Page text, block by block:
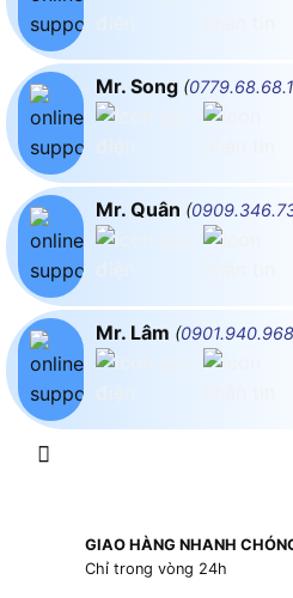
Mr. Song (
Mr. Quân (
Mr. Lâm (0901.940.968
GIAO HÀNG NHANH
Chỉ trong vòng 24h